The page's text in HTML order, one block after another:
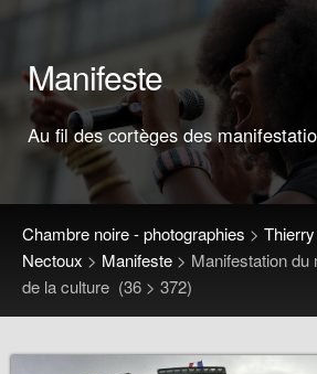
Manifeste
Au fil des cortèges des
Chambre noire - photographies > Thierry
Nectoux > Manifeste > Manifestation du
de la culture (36 > 372)